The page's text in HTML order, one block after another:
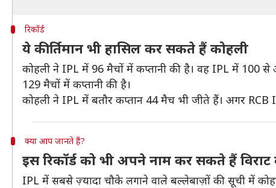
रिकॉर्ड
ये कीर्तिमान भी हासिल कर सकते हैं कोहली
कोहली ने IPL में 96 मैचों में कप्तानी की है। वह IPL में 100
129 मैचों में कप्तानी की है।
कोहली ने IPL में बतौर कप्तान 44 मैच भी जीते हैं। अगर
क्या आप जानते हैं?
इस रिकॉर्ड को भी अपने नाम कर सकते हैं विराट
IPL में सबसे ज़्यादा चौके लगाने वाले बल्लेबाज़ों की सूची में